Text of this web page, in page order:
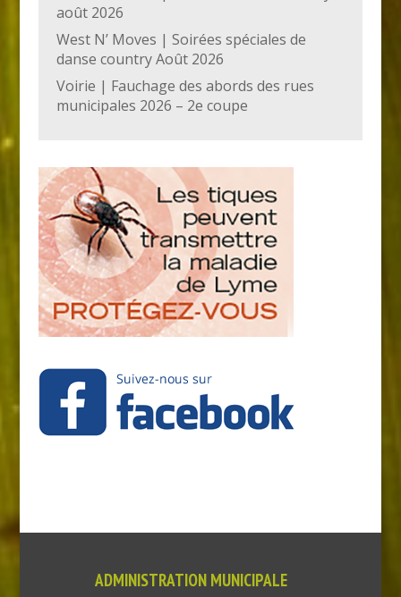
août 2026
West N’ Moves | Soirées spéciales de
danse country Août 2026
Voirie | Fauchage des abords des rues
municipales 2026 – 2e coupe
ADMINISTRATION MUNICIPALE